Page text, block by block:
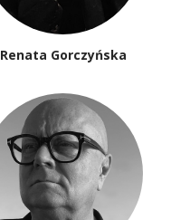
Renata Gorczyńska